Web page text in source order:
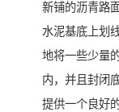
新铺的沥青路
水泥基底上划
地将一些少量
内，并且封闭
提供一个良好